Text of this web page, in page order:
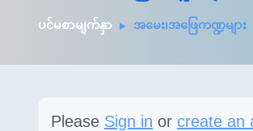
ပင်မစာမျက်နှာ အမေး၊အဖြေကဏ္ဍများ
Please Sign in or create an